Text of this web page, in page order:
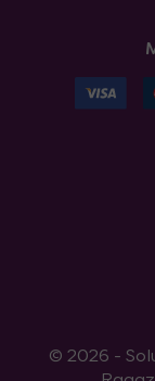
© 2026 -